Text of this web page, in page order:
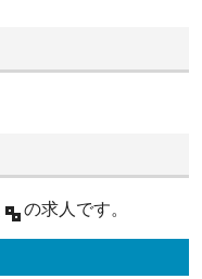
の求人です。